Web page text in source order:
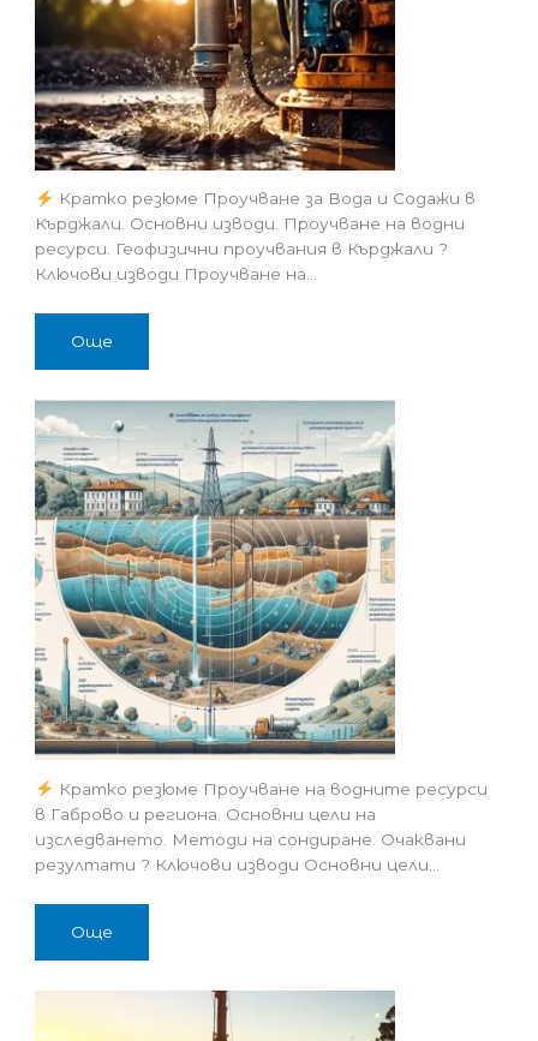
Кратко резюме Проучване за Вода и Содажи в
Кърджали. Основни изводи. Проучване на водни
ресурси. Геофизични проучвания в Кърджали ?
Ключови изводи Проучване на…
Още
Кратко резюме Проучване на водните ресурси
в Габрово и региона. Основни цели на
изследването. Методи на сондиране. Очаквани
резултати ? Ключови изводи Основни цели…
Още